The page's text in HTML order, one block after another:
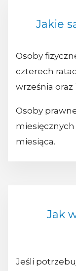
Jakie
Osoby
czterech
września oraz
Osoby
miesięcznych
miesiąca.
Jak
Jeśli